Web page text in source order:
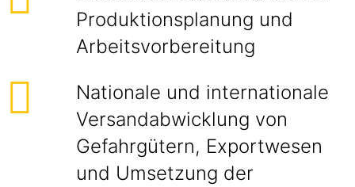
Produktionsplanung und
Arbeitsvorbereitung
Nationale und internationale
Versandabwicklung von
Gefahrgütern, Exportwesen
und Umsetzung der